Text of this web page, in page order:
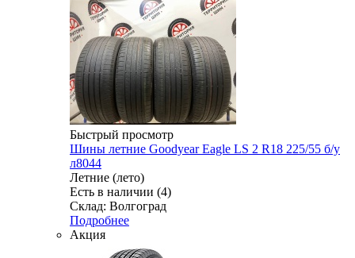
Быстрый просмотр
Шины летние Goodyear Eagle LS 2 R18 225/55 б/у
л8044
Летние (лето)
Есть в наличии (4)
Склад: Волгоград
Подробнее
Акция